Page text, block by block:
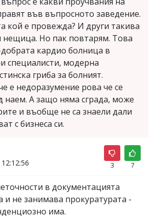
във въпросното заведение.
кой е провежда? И други такива
нещица. Но пак повтарям. Това
кардио болница в
специалисти, модерна
гриба за болният.
е недоразумение рова че се
А защо няма сграда, може
и въобще не са знаели дали
с бизнеса си.
3 7
в документацията
и не занимава прокуратурата -
има.